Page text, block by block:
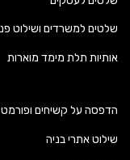
למשרדים ושילוט פנים
תלת מימד מוארות
על קשיחים ופורמט רחב
אתרי בניה